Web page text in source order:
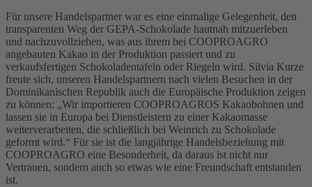
Für unsere Handelspartner war es eine einmalige Gelegenheit, den
transparenten Weg der GEPA-Schokolade hautnah mitzuerleben
und nachzuvollziehen, was aus ihrem bei COOPROAGRO
angebauten Kakao in der Produktion passiert und zu
verkaufsfertigen Schokoladentafeln oder Riegeln wird. Silvia Kurze
freute sich, unseren Handelspartnern nach vielen Besuchen in der
Dominikanischen Republik auch die Europäische Produktion zeigen
zu können: „Wir importieren COOPROAGROS Kakaobohnen und
lassen sie in Europa bei Dienstleistern zu einer Kakaomasse
weiterverarbeiten, die schließlich bei Weinrich zu Schokolade
geformt wird.“ Für sie ist die langjährige Handelsbeziehung mit
COOPROAGRO eine Besonderheit, da daraus ist nicht nur
Vertrauen, sondern auch so etwas wie eine Freundschaft entstanden
ist.